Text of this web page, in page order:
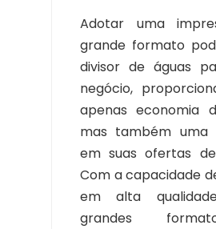
Adotar uma
grande formato
divisor de águas
negócio,
apenas economia
mas também uma
em suas ofertas
Com a capacidade
em alta
grandes